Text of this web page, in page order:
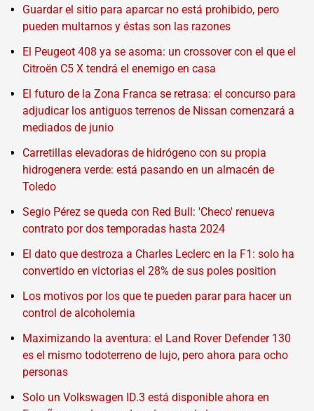
Guardar el sitio para aparcar no está prohibido, pero
pueden multarnos y éstas son las razones
El Peugeot 408 ya se asoma: un crossover con el que el
Citroën C5 X tendrá el enemigo en casa
El futuro de la Zona Franca se retrasa: el concurso para
adjudicar los antiguos terrenos de Nissan comenzará a
mediados de junio
Carretillas elevadoras de hidrógeno con su propia
hidrogenera verde: está pasando en un almacén de
Toledo
Segio Pérez se queda con Red Bull: 'Checo' renueva
contrato por dos temporadas hasta 2024
El dato que destroza a Charles Leclerc en la F1: solo ha
convertido en victorias el 28% de sus poles position
Los motivos por los que te pueden parar para hacer un
control de alcoholemia
Maximizando la aventura: el Land Rover Defender 130
es el mismo todoterreno de lujo, pero ahora para ocho
personas
Solo un Volkswagen ID.3 está disponible ahora en